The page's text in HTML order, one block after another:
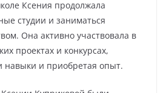
Ксения продолжала
студии и заниматься
Она активно участвовала в
проектах и конкурсах,
навыки и приобретая опыт.